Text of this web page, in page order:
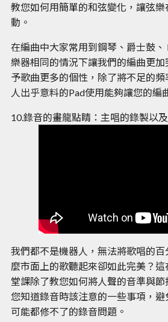
教您如何用簡單的和弦變化，讓弦
動。
在編曲中大家常用到鋼琴、爵士鼓、
樂器相同的情況下讓我們的編曲更
予歌曲更多的個性，除了將不足的
人出乎意料的Pad使用能夠讓您的編
10.錄音的畫龍點睛：主唱的錄製以
我們都不是機器人，無法將歌唱的
麼市面上的歌聽起來卻如此完美？
堂課除了教您如何將人聲的音準與
您知道錄音時該注意的一些事項，
可能都修不了的錄音問題。